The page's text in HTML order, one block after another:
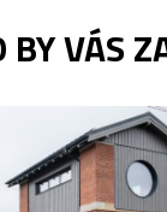
BY VÁS